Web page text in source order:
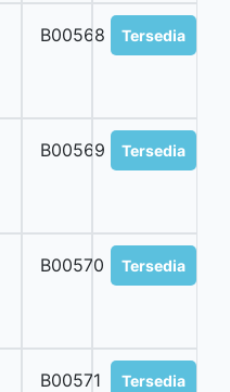
B00568 Tersedia
B00569 Tersedia
B00570 Tersedia
B00571 Tersedia